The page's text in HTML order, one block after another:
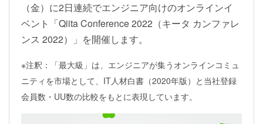
（金）に2日連続でエンジニア向けのオンラインイ
ベント「Qiita Conference 2022（キータ カンファレ
ンス 2022）」を開催します。
※注釈：「最大級」は、エンジニアが集うオンラインコミュ
ニティを市場として、IT人材白書（2020年版）と当社登録
会員数・UU数の比較をもとに表現しています。